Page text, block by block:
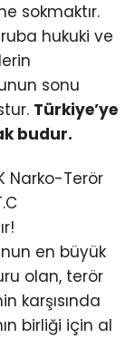
sokmaktır.
hukuki ve
sonu
Türkiye’ye
budur.
Narko-Terör
en büyük
olan, terör
karşısında
birliği için al